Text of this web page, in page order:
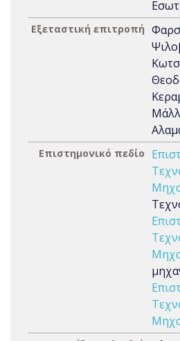
Εξεταστική επιτροπή
Επιστημονικό πεδίο